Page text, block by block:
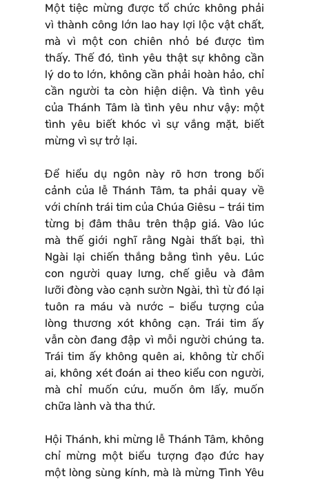
Một tiệc mừng được tổ chức không phải
vì thành công lớn lao hay lợi lộc vật chất,
mà vì một con chiên nhỏ bé được tìm
thấy. Thế đó, tình yêu thật sự không cần
lý do to lớn, không cần phải hoàn hảo, chỉ
cần người ta còn hiện diện. Và tình yêu
của Thánh Tâm là tình yêu như vậy: một
tình yêu biết khóc vì sự vắng mặt, biết
mừng vì sự trở lại.
Để hiểu dụ ngôn này rõ hơn trong bối
cảnh của lễ Thánh Tâm, ta phải quay về
với chính trái tim của Chúa Giêsu – trái tim
từng bị đâm thâu trên thập giá. Vào lúc
mà thế giới nghĩ rằng Ngài thất bại, thì
Ngài lại chiến thắng bằng tình yêu. Lúc
con người quay lưng, chế giễu và đâm
lưỡi đòng vào cạnh sườn Ngài, thì từ đó lại
tuôn ra máu và nước – biểu tượng của
lòng thương xót không cạn. Trái tim ấy
vẫn còn đang đập vì mỗi người chúng ta.
Trái tim ấy không quên ai, không từ chối
ai, không xét đoán ai theo kiểu con người,
mà chỉ muốn cứu, muốn ôm lấy, muốn
chữa lành và tha thứ.
Hội Thánh, khi mừng lễ Thánh Tâm, không
chỉ mừng một biểu tượng đạo đức hay
một lòng sùng kính, mà là mừng Tình Yêu